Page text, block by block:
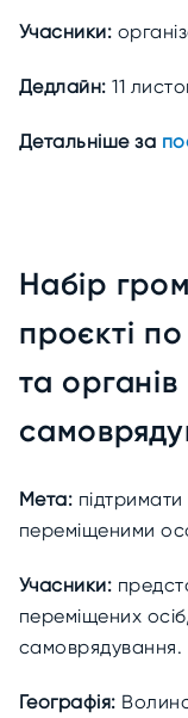
Учасники:
Дедлайн:11
Детальніше за
Набір
проєкті
та
Мета:
переміщеними
Учасники:
переміщених
самоврядування.
Географія: